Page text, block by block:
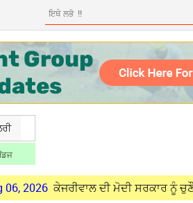
ਕੇਜਰੀਵਾਲ ਦੀ ਮੋਦੀ ਸਰਕਾਰ ਨੂੰ ਚੁਣੌਤੀ, ਈ-20